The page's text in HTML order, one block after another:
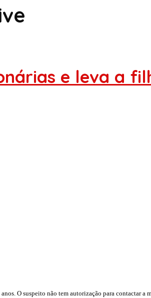
e leva a
O suspeito não tem autorização para contactar